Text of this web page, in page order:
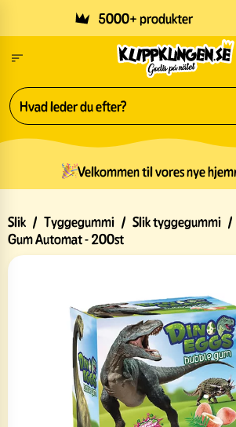
5000+ produkter
Velkommen til vores nye
Slik / Tyggegummi / Slik tyggegummi /
Gum Automat - 200st